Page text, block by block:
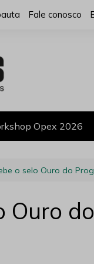
Fale conosco
Opex 2026
o selo Ouro do
Ouro